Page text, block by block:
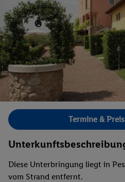
Bild 1 von 73.
Termine &
Diese Unterbringung liegt in
vom Strand entfernt.